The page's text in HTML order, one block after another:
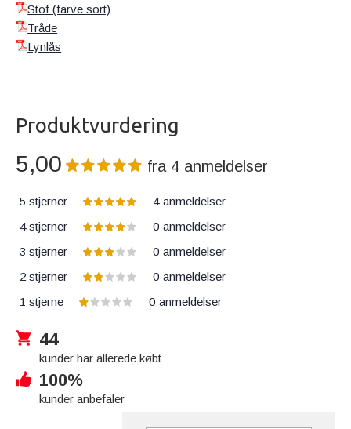
Stof (farve sort)
Tråde
Lynlås
Produktvurdering
5,00 fra 4 anmeldelser
5 stjerner 4 anmeldelser
4 stjerner
0 anmeldelser
3 stjerner
0 anmeldelser
2 stjerner
0 anmeldelser
1 stjerne
0 anmeldelser
44
kunder har allerede købt
100%
kunder anbefaler